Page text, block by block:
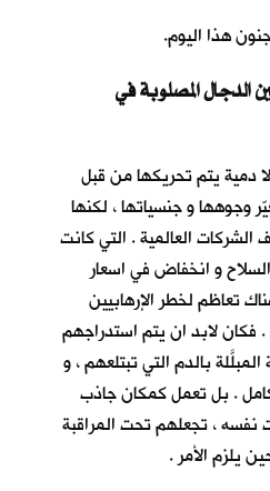
هذا اليوم.
المصلوبة في
دمية يتم تحريكها من قبل
وجوهها و جنسياتها ، لكنها
الشركات العالمية . التي كانت
و انخفاض في اسعار
تعاظم لخطر الإرهابيين
فكان لابد ان يتم استدراجهم
بالدم التي تبتلعهم ، و
. بل تعمل كمكان جاذب
نفسه ، تجعلهم تحت المراقبة
يلزم الأمر .